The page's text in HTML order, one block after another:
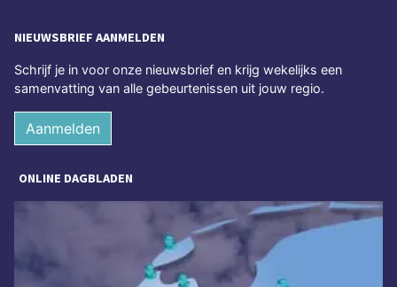
NIEUWSBRIEF AANMELDEN
Schrijf je in voor onze nieuwsbrief en krijg wekelijks een
samenvatting van alle gebeurtenissen uit jouw regio.
Aanmelden
ONLINE DAGBLADEN